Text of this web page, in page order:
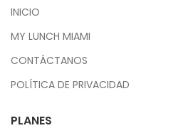
INICIO
MY LUNCH MIAMI
CONTÁCTANOS
POLÍTICA DE PRIVACIDAD
PLANES